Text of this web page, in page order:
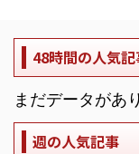
48時間の人気
まだデータがあ
週の人気記事